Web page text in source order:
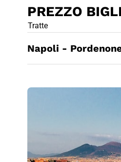
PREZZO
Tratte
Napoli -